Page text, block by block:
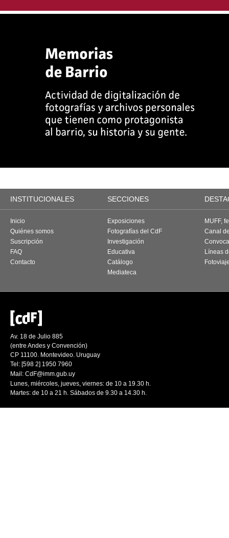
INSTITUCIONALES SECCIONES
Inicio
Quiénes somos
Suscripción
FAQ
Contacto
Exposiciones
Fotografías del CdF
Investigación
Educativa
Catálogo
Mediateca
MUFF,
Canal
Líneas
Av. 18 de Julio 885
(entre Andes y Convención)
CP 11100. Montevideo. Uruguay
Tel: [598 2] 1950 7960
Mail: CdF@imm.gub.uy
Lunes, miércoles, jueves, viernes: de 10 a 19.30 h.
Martes: de 10 a 21 h. Sábados de 9.30 a 14.30 h.